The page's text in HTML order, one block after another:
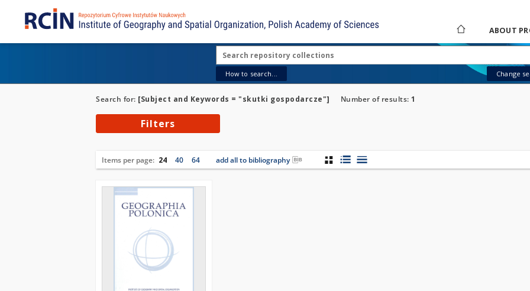
ABOUT
How to search... Change
Search for: [Subject and Keywords = "skutki gospodarcze"] Number of results: 1
Filters
Items per page: 24 40 64 add all to bibliography